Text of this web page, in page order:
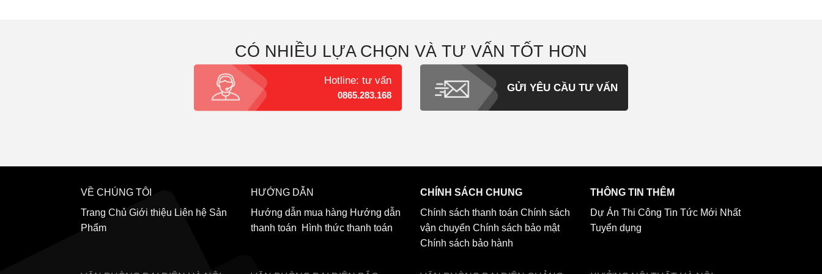
CÓ NHIỀU LỰA CHỌN VÀ TƯ VẤN TỐT HƠN
Hotline: tư vấn
0865.283.168
GỬI YÊU CẦU TƯ VẤN
VỀ CHÚNG TÔI
Trang Chủ Giới thiệu Liên hệ Sản
Phẩm
HƯỚNG DẪN
Hướng dẫn mua hàng Hướng dẫn
thanh toán
Hình thức thanh toán
CHÍNH SÁCH CHUNG
Chính sách thanh toán Chính sách
vận chuyển Chính sách bảo mật
Chính sách bảo hành
THÔNG TIN THÊM
Dự Án Thi Công Tin Tức Mới Nhất
Tuyển dụng